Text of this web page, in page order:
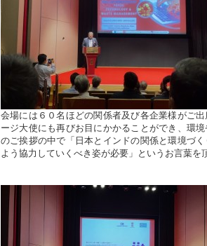
会場には６０名ほどの関係者及び各企業様がご
ージ大使にも再びお目にかかることができ、環
のご挨拶の中で「日本とインドの関係と環境づ
よう協力していくべき姿が必要」というお言葉を